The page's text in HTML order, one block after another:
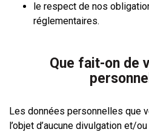
le respect de nos
réglementaires.
Que fait-on de
Les données personnelles que
l’objet d’aucune divulgation et/